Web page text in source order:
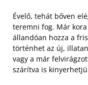
Évelő, tehát bőven
teremni fog. Már
állandóan hozza a
történhet az új,
vagy a már
szárítva is